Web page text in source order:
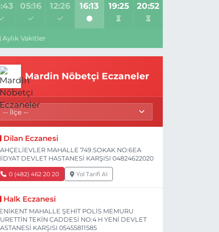
05:16 12:26 16:13 19:25 20:52
Aylık Vakitler
Mardin Nöbetçi Eczaneler
Dilan Eczanesi
MAHALLE 749.SOKAK NO:6EA
DEVLET HASTANESİ KARŞISI 04824622020
0 (482) 462 20 20 Yol Tarifi Al
Halk Eczanesi
MAHALLE ŞEHİT POLİS MEMURU
TEKİN CADDESİ NO:4 H YENİ DEVLET
KARŞISI 05455811585